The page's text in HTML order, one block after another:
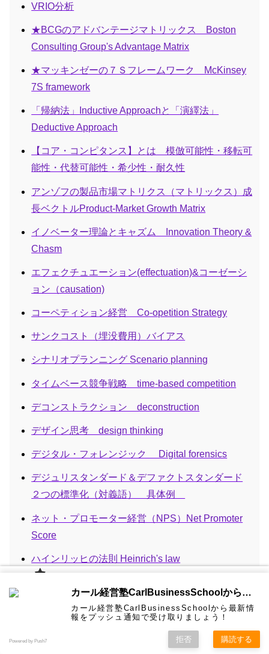
VRIO分析
★BCGのアドバンテージマトリックス Boston
Consulting Group's Advantage Matrix
★マッキンゼーの７Ｓフレームワーク McKinsey
7S framework
「帰納法」Inductive Approachと「演繹法」
Deductive Approach
【コア・コンピタンス】とは 模倣可能性・移転可
能性・代替可能性・希少性・耐久性
アンゾフの製品市場マトリクス（マトリックス）成
長ベクトルProduct-Market Growth Matrix
イノベーター理論とキャズム Innovation Theory &
Chasm
エフェクチュエーション(effectuation)&コーゼーシ
ョン（causation)
コーペティション経営 Co-opetition Strategy
サンクコスト（埋没費用）バイアス
シナリオプランニング Scenario planning
タイムベース競争戦略 time-based competition
デコンストラクション deconstruction
デザイン思考 design thinking
デジタル・フォレンジック Digital forensics
デジュリスタンダード＆デファクトスタンダード
２つの標準化（対義語） 具体例
ネット・プロモーター経営（NPS）Net Promoter
Score
ハインリッヒの法則 Heinrich's law
フリー戦略
フレームワークとは Framework
ばれまし
コンサル
ティング
経営学用
語集
認定コン
サルタン
無料メル
マガ！
★カール
経営塾動
お問い合
わせ
★熱海風
水＆グリ
プライバ
カール経営塾CarlBusinessSchoolから通知を受け取る
カール経営塾CarlBusinessSchoolから最新情
報をプッシュ通知で受け取りましょう！
Powered by Push7 拒否 購読する